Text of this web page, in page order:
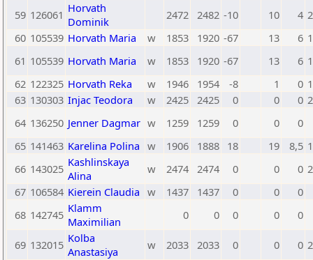
59 126061 Horvath
Dominik
2472 2482 -10 10 4
60 105539 Horvath Maria w 1853 1920 -67 13 6
61 105539 Horvath Maria w 1853 1920 -67 13 6
62 122325 Horvath Reka w 1946 1954 -8 1 0
63 130303 Injac Teodora w 2425 2425 0 0 0
64 136250 Jenner Dagmar w 1259 1259 0 0
0
65 141463 Karelina Polina w 1906 1888 18 19 8,5
66 143025 Kashlinskaya
Alina
w 2474 2474 0 0 0
67 106584 Kierein Claudia w 1437 1437 0 0
0
68 142745 Klamm
Maximilian
0 0 0 0 0
69 132015 Kolba
Anastasiya
w 2033 2033 0 0 0